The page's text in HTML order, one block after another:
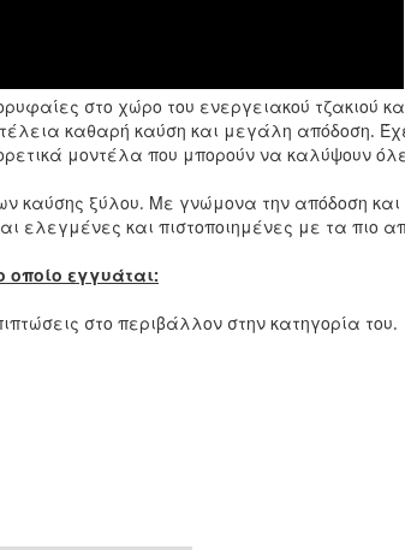
στο χώρο του ενεργειακού τζακιού
καθαρή καύση και μεγάλη απόδοση.
μοντέλα που μπορούν να καλύψουν
καύσης ξύλου. Με γνώμονα την απόδοση
ελεγμένες και πιστοποιημένες με τα πιο
οποίο εγγυάται:
στο περιβάλλον στην κατηγορία του.